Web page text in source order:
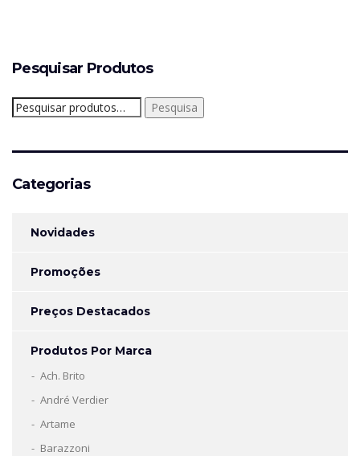
Pesquisar Produtos
Pesquisar
por:
Pesquisa
Categorias
Novidades
Promoções
Preços Destacados
Produtos Por Marca
Ach. Brito
André Verdier
Artame
Barazzoni